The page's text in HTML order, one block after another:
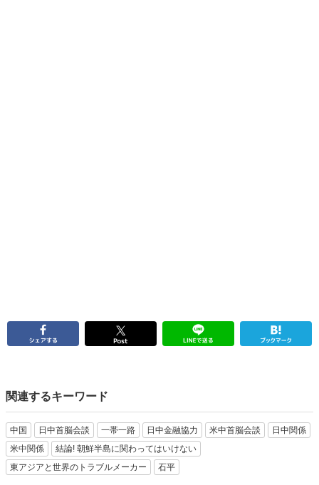
関連するキーワード
中国 日中首脳会談 一帯一路 日中金融協力 米中首脳会談
日中関係
米中関係
結論! 朝鮮半島に関わってはいけない
東アジアと世界のトラブルメーカー
石平